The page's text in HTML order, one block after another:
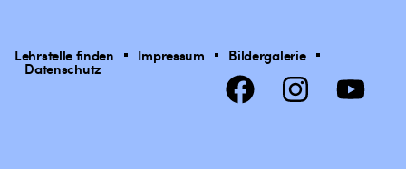
Lehrstelle finden Impressum Bildergalerie
Datenschutz